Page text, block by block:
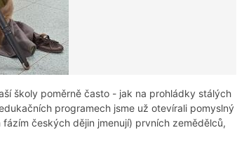
školy poměrně často - jak na prohládky stálých
programech jsme už otevírali pomyslný
českých dějin jmenují) prvních zemědělců,